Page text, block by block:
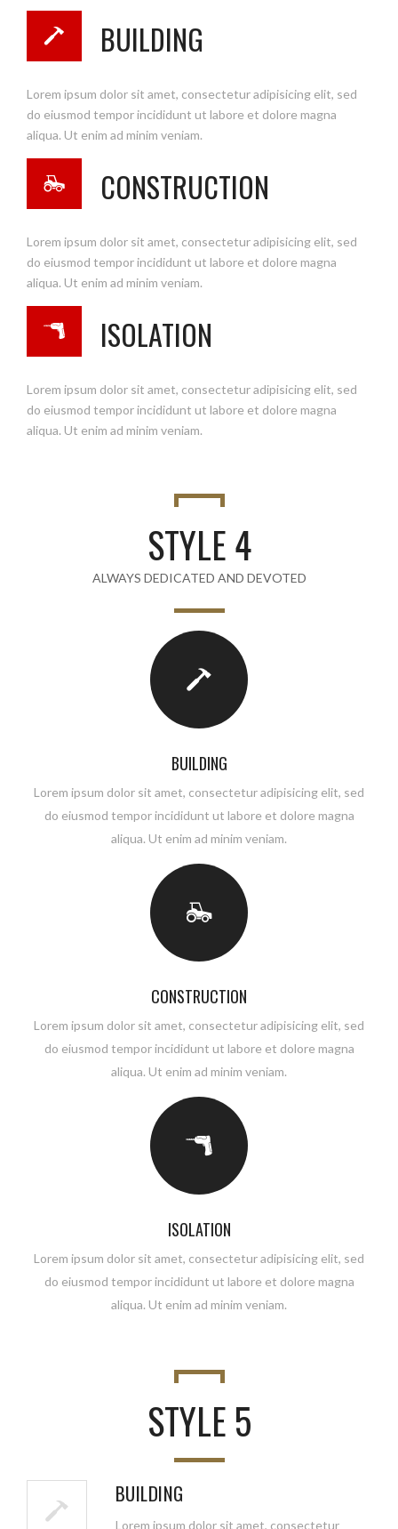
CONTINUAR
BUILDING
Lorem ipsum dolor sit amet, consectetur adipisicing elit, sed
do eiusmod tempor incididunt ut labore et dolore magna
aliqua. Ut enim ad minim veniam.
CONSTRUCTION
Lorem ipsum dolor sit amet, consectetur adipisicing elit, sed
do eiusmod tempor incididunt ut labore et dolore magna
aliqua. Ut enim ad minim veniam.
ISOLATION
Lorem ipsum dolor sit amet, consectetur adipisicing elit, sed
do eiusmod tempor incididunt ut labore et dolore magna
aliqua. Ut enim ad minim veniam.
STYLE 4
ALWAYS DEDICATED AND DEVOTED
BUILDING
Lorem ipsum dolor sit amet, consectetur adipisicing elit, sed
do eiusmod tempor incididunt ut labore et dolore magna
aliqua. Ut enim ad minim veniam.
CONSTRUCTION
Lorem ipsum dolor sit amet, consectetur adipisicing elit, sed
do eiusmod tempor incididunt ut labore et dolore magna
aliqua. Ut enim ad minim veniam.
ISOLATION
Lorem ipsum dolor sit amet, consectetur adipisicing elit, sed
do eiusmod tempor incididunt ut labore et dolore magna
aliqua. Ut enim ad minim veniam.
STYLE 5
BUILDING
Lorem ipsum dolor sit amet, consectetur